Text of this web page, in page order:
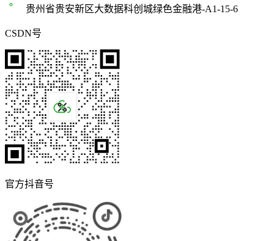
贵州省贵安新区大数据科创城绿色金融港-A1-15-6
CSDN号
官方抖音号